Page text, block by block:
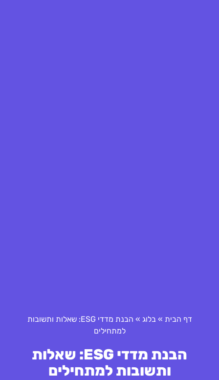
דף הבית » בלוג »
הבנת מדדי ESG: שאלות ותשובות
למתחילים
הבנת מדדי ESG: שאלות
ותשובות למתחילים